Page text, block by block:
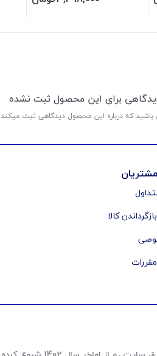
برای این محصول ثبت نشده
باشید که درباره این محصول دیدگاهی ثبت میکند
کالا